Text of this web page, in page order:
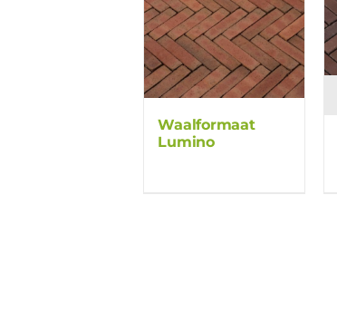
Waalformaat
Lumino